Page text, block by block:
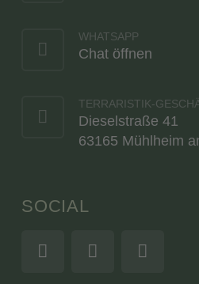
WHATSAPP
Chat öffnen
TERRARISTIK-
Dieselstraße 41
63165 Mühlheim
SOCIAL